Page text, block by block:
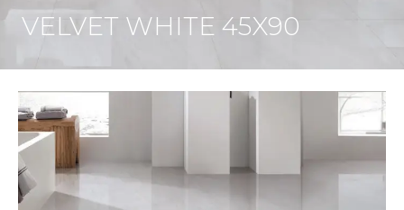
VELVET WHITE 45X90